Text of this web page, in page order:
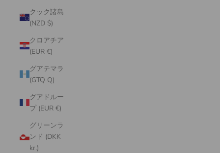
クック諸島
(NZD $)
クロアチア
(EUR €)
グアテマラ
(GTQ Q)
グアドルー
プ (EUR €)
グリーンラ
ンド (DKK
kr.)